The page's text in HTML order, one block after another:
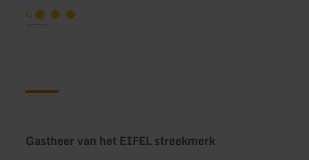
G
Gastheer van het EIFEL streekmerk